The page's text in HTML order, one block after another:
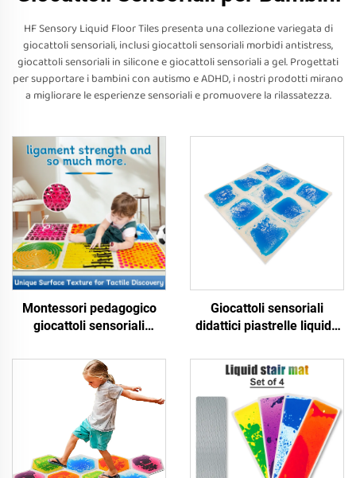
HF Sensory Liquid Floor Tiles presenta una collezione variegata di
giocattoli sensoriali, inclusi giocattoli sensoriali morbidi antistress,
giocattoli sensoriali in silicone e giocattoli sensoriali a gel. Progettati
per supportare i bambini con autismo e ADHD, i nostri prodotti mirano
a migliorare le esperienze sensoriali e promuovere la rilassatezza.
Montessori pedagogico
giocattoli sensoriali
sensoriali piastrelle da
pavimento materasso per
bambini giocattoli
sensoriali per bambini
autistici
Giocattoli sensoriali
didattici piastrelle liquide
tattile giochino matera'
asilo puzzle sensoriale
pavimento 3d